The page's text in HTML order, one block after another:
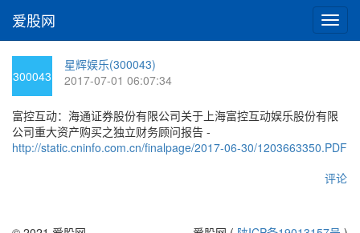
切
换
爱股网
300043
星辉娱乐(300043)
2017-07-01 06:07:34
富控互动：海通证券股份有限公司关于上海富控互动娱乐股份有限
公司重大资产购买之独立财务顾问报告 -
http://static.cninfo.com.cn/finalpage/2017-06-30/1203663350.PDF
评论